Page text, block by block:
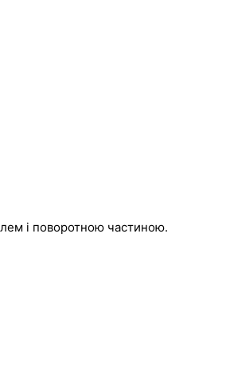
і поворотною частиною.